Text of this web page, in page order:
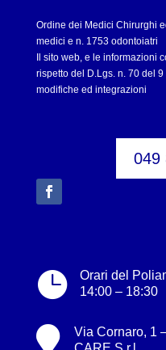
Ordine dei Medici Chirurghi
medici e n. 1753 odontoiatri
Il sito web, e le informazioni
rispetto del D.Lgs. n. 70 del
modifiche ed integrazioni
049

Orari del
14:00 – 18:30

Via Cornaro, 1